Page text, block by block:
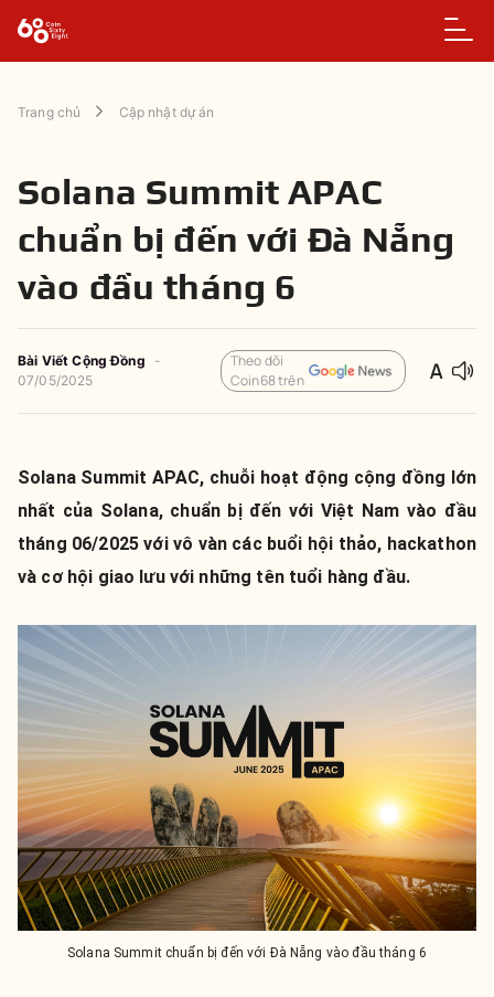
Trang chủ Cập nhật dự án
Solana Summit APAC
chuẩn bị đến với Đà Nẵng
vào đầu tháng 6
Bài Viết Cộng Đồng
-
07/05/2025
Theo dõi
Coin68 trên
Solana Summit APAC, chuỗi hoạt động cộng đồng lớn
nhất của Solana, chuẩn bị đến với Việt Nam vào đầu
tháng 06/2025 với vô vàn các buổi hội thảo, hackathon
và cơ hội giao lưu với những tên tuổi hàng đầu.
Solana Summit chuẩn bị đến với Đà Nẵng vào đầu tháng 6